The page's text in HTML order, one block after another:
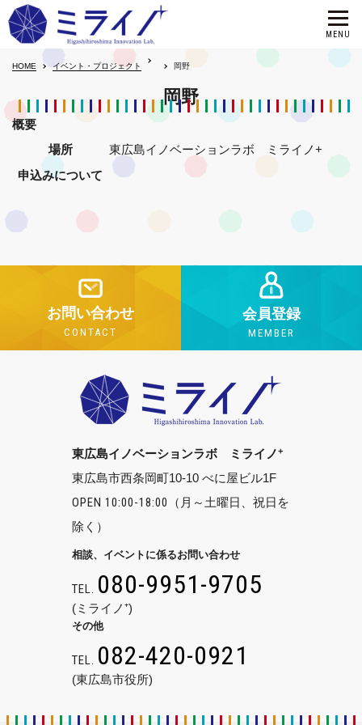
HOME イベント・プロジェクト 岡野
岡野
概要
場所
東広島イノベーションラボ ミライノ+
申込みについて
お問い合わせ
CONTACT
会員登録
MEMBER
東広島イノベーションラボ ミライノ+
東広島市西条岡町10-10 べに屋ビル1F
OPEN 10:00-18:00
（月～土曜日、祝日を
除く）
相談、イベントに係るお問い合わせ
TEL. 080-9951-9705
(ミライノ⁺)
その他
TEL. 082-420-0921
(東広島市役所)